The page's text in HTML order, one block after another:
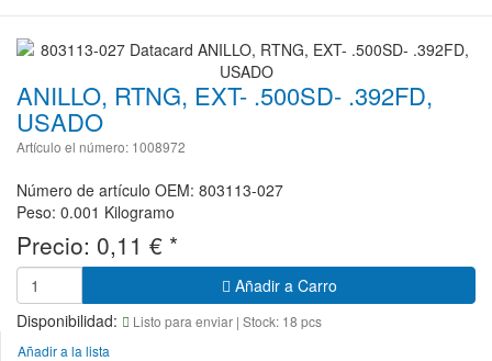
ANILLO, RTNG, EXT- .500SD- .392FD,
USADO
Artículo el número: 1008972
Número de artículo OEM: 803113-027
Peso: 0.001 Kilogramo
Precio: 0,11 € *
Añadir a Carro
Disponibilidad:
Listo para enviar | Stock: 18 pcs
Añadir a la lista